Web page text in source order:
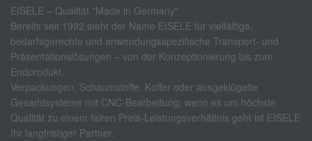
EISELE – Qualität "Made in Germany"
Bereits seit 1992 steht der Name EISELE für vielfältige,
bedarfsgerechte und anwendungsspezifische Transport- und
Präsentationslösungen – von der Konzeptionierung bis zum
Endprodukt.
Verpackungen, Schaumstoffe, Koffer oder ausgeklügelte
Gesamtsysteme mit CNC-Bearbeitung; wenn es um höchste
Qualität zu einem fairen Preis-Leistungsverhältnis geht ist EISELE
Ihr langfristiger Partner.